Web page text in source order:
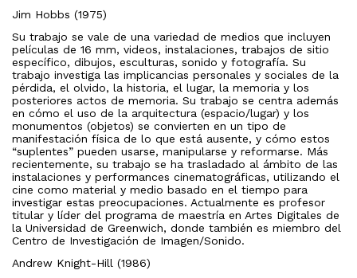
Jim Hobbs (1975)
Su trabajo se vale de una variedad de medios que incluyen
películas de 16 mm, videos, instalaciones, trabajos de sitio
específico, dibujos, esculturas, sonido y fotografía. Su
trabajo investiga las implicancias personales y sociales de la
pérdida, el olvido, la historia, el lugar, la memoria y los
posteriores actos de memoria. Su trabajo se centra además
en cómo el uso de la arquitectura (espacio/lugar) y los
monumentos (objetos) se convierten en un tipo de
manifestación física de lo que está ausente, y cómo estos
“suplentes” pueden usarse, manipularse y reformarse. Más
recientemente, su trabajo se ha trasladado al ámbito de las
instalaciones y performances cinematográficas, utilizando el
cine como material y medio basado en el tiempo para
investigar estas preocupaciones. Actualmente es profesor
titular y líder del programa de maestría en Artes Digitales de
la Universidad de Greenwich, donde también es miembro del
Centro de Investigación de Imagen/Sonido.
Andrew Knight-Hill (1986)